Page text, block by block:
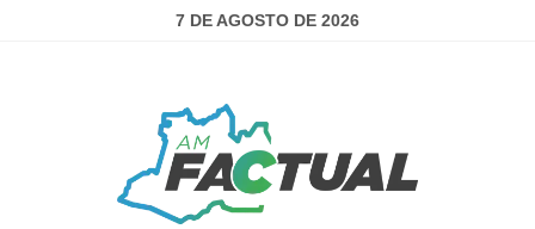
7 DE AGOSTO DE 2026